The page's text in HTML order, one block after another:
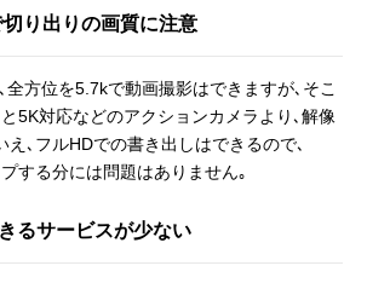
り出りの画質に注意
方位を5.7kで動画撮影はできますが､そこ
5K対応などのアクションカメラより､解像
え､フルHDでの書き出しはできるので､
する分には問題はありません｡
るサービスが少ない